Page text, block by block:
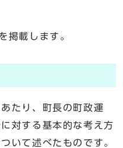
掲載します。
たり、町長の町政運
対する基本的な考え方
いて述べたものです。